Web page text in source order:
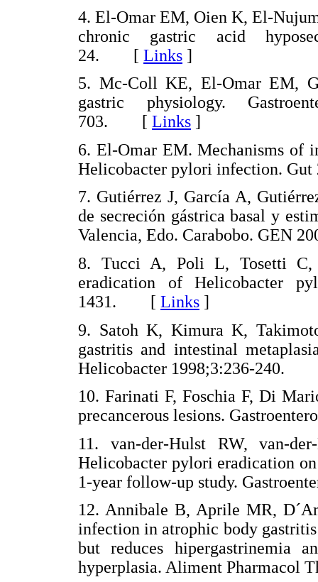
4. El-Omar EM, Oien K, El-
chronic gastric acid
24. [ Links ]
5. Mc-Coll KE, El-Omar EM,
gastric physiology.
703. [ Links ]
6. El-Omar EM. Mechanisms of
Helicobacter pylori infection.
7. Gutiérrez J, García A,
de secreción gástrica basal y
Valencia, Edo. Carabobo.
8. Tucci A, Poli L, Tosetti C,
eradication of Helicobacter
1431. [ Links ]
9. Satoh K, Kimura K,
gastritis and intestinal
Helicobacter 1998;3:236-
10. Farinati F, Foschia F, Di
precancerous lesions.
11. van-der-Hulst RW, van-
Helicobacter pylori eradication
1-year follow-up study.
12. Annibale B, Aprile MR,
infection in atrophic body
but reduces hipergastrinemia
hyperplasia. Aliment